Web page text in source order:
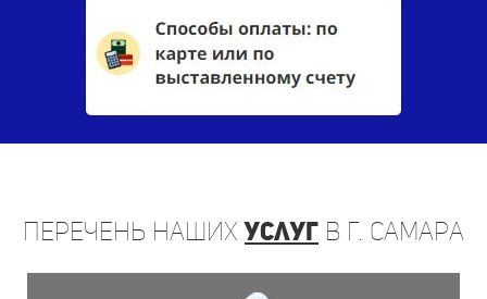
Перечень нашихуслуг в г. Самара